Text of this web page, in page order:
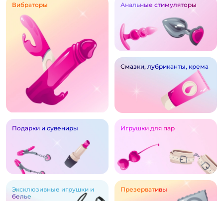
Вибраторы Анальные стимуляторы
Смазки, лубриканты, крема
Подарки и сувениры Игрушки для пар
Эксклюзивные игрушки и
белье
Презервативы